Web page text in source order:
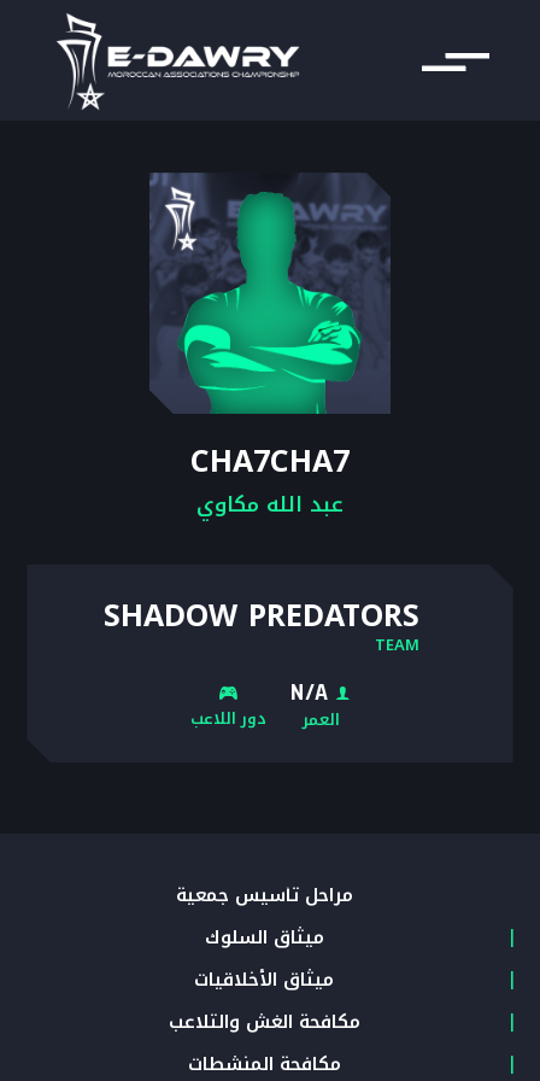
CHA7CHA7
عبد الله مكاوي
SHADOW PREDATORS
TEAM
N/A
العمر دور اللاعب
مراحل تأسيس جمعية
ميثاق السلوك
ميثاق الأخلاقيات
مكافحة الغش والتلاعب
مكافحة المنشطات